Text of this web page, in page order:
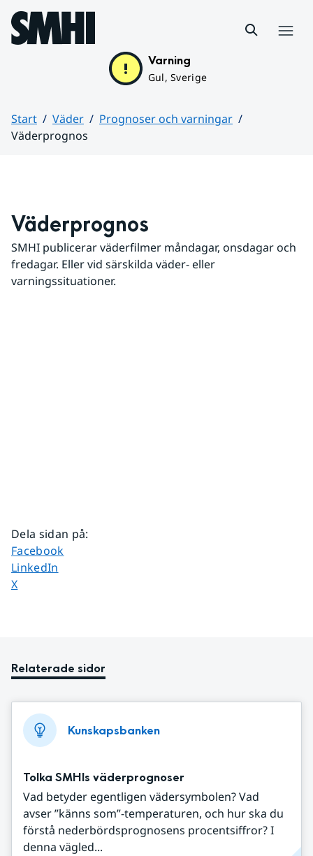
Hoppa till sidans innehåll
Varning
Gul, Sverige
Start Väder
Prognoser och varningar
Väderprognos
Väderprognos
SMHI publicerar väderfilmer måndagar, onsdagar och
fredagar. Eller vid särskilda väder- eller
varningssituationer.
Dela sidan på:
Dela sidan på
Facebook
Dela sidan på
LinkedIn
Dela sidan på
X
Relaterade sidor
Kunskapsbanken
Tolka SMHIs väderprognoser
Vad betyder egentligen vädersymbolen? Vad
avser ”känns som”-temperaturen, och hur ska du
förstå nederbördsprognosens procentsiffror? I
denna vägled...